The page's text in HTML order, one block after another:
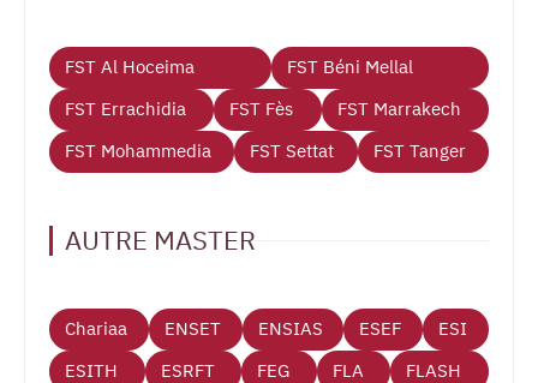
FST Al Hoceima
FST Béni Mellal
FST Errachidia
FST Fès
FST Marrakech
FST Mohammedia
FST Settat FST Tanger
AUTRE MASTER
Chariaa ENSET ENSIAS ESEF
ESI
ESITH
ESRFT FEG FLA FLASH